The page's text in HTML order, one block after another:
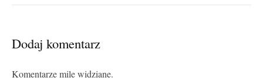
Dodaj komentarz
Komentarze mile widziane.